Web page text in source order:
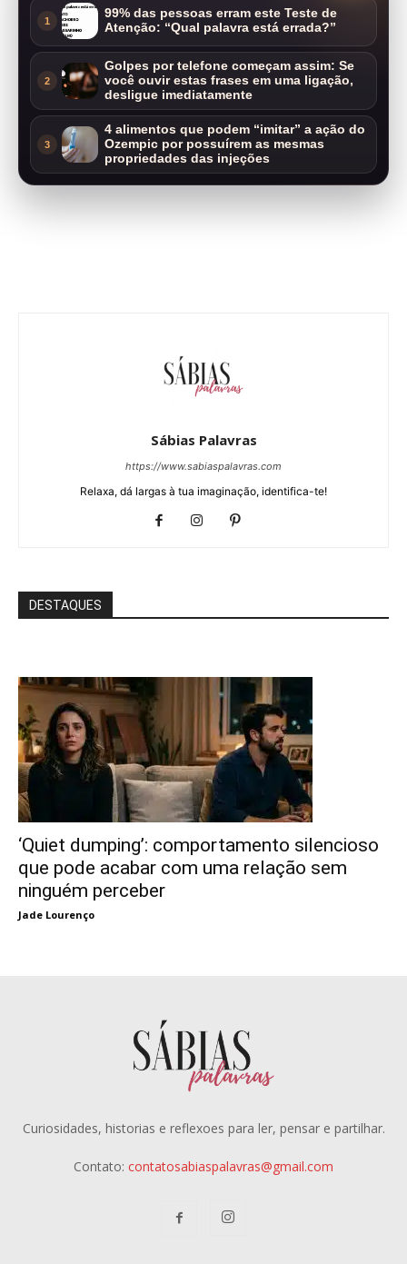
1
99% das pessoas erram este Teste de
Atenção: “Qual palavra está errada?”
2
Golpes por telefone começam assim: Se
você ouvir estas frases em uma ligação,
desligue imediatamente
3
4 alimentos que podem “imitar” a ação do
Ozempic por possuírem as mesmas
propriedades das injeções
Sábias Palavras
https://www.sabiaspalavras.com
Relaxa, dá largas à tua imaginação, identifica-te!
DESTAQUES
‘Quiet dumping’: comportamento silencioso
que pode acabar com uma relação sem
ninguém perceber
Jade Lourenço
Curiosidades, historias e reflexoes para ler, pensar e partilhar.
Contato: contatosabiaspalavras@gmail.com